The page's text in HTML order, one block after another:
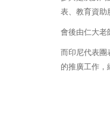
表、教育資助
會後由仁大老
而印尼代表團
的推廣工作，